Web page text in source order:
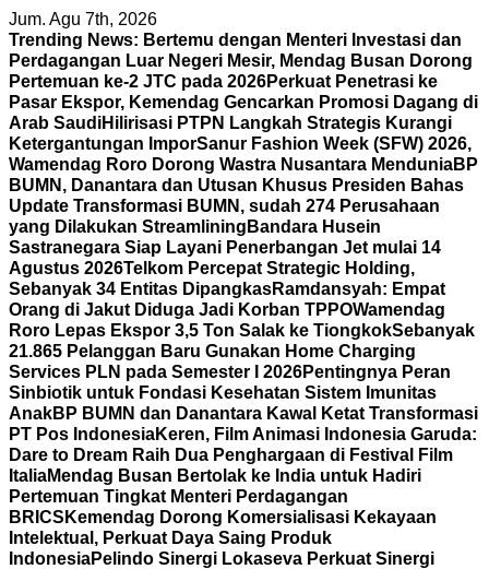
Skip
to
content
Jum. Agu 7th, 2026
Trending News: Bertemu dengan Menteri Investasi dan
Perdagangan Luar Negeri Mesir, Mendag Busan Dorong
Pertemuan ke-2 JTC pada 2026Perkuat Penetrasi ke
Pasar Ekspor, Kemendag Gencarkan Promosi Dagang di
Arab SaudiHilirisasi PTPN Langkah Strategis Kurangi
Ketergantungan ImporSanur Fashion Week (SFW) 2026,
Wamendag Roro Dorong Wastra Nusantara MenduniaBP
BUMN, Danantara dan Utusan Khusus Presiden Bahas
Update Transformasi BUMN, sudah 274 Perusahaan
yang Dilakukan Streamlining Bandara Husein
Sastranegara Siap Layani Penerbangan Jet mulai 14
Agustus 2026Telkom Percepat Strategic Holding,
Sebanyak 34 Entitas DipangkasRamdansyah: Empat
Orang di Jakut Diduga Jadi Korban TPPOWamendag
Roro Lepas Ekspor 3,5 Ton Salak ke TiongkokSebanyak
21.865 Pelanggan Baru Gunakan Home Charging
Services PLN pada Semester I 2026Pentingnya Peran
Sinbiotik untuk Fondasi Kesehatan Sistem Imunitas
AnakBP BUMN dan Danantara Kawal Ketat Transformasi
PT Pos IndonesiaKeren, Film Animasi Indonesia Garuda:
Dare to Dream Raih Dua Penghargaan di Festival Film
ItaliaMendag Busan Bertolak ke India untuk Hadiri
Pertemuan Tingkat Menteri Perdagangan
BRICS Kemendag Dorong Komersialisasi Kekayaan
Intelektual, Perkuat Daya Saing Produk
IndonesiaPelindo Sinergi Lokaseva Perkuat Sinergi